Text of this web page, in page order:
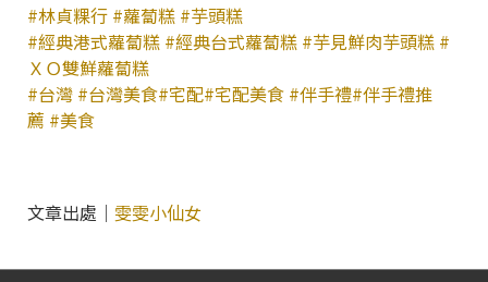
#林貞粿行 #蘿蔔糕 #芋頭糕
#經典港式蘿蔔糕 #經典台式蘿蔔糕 #芋見鮮肉芋頭糕 #
ＸＯ雙鮮蘿蔔糕
#台灣 #台灣美食#宅配#宅配美食 #伴手禮#伴手禮推
薦 #美食
文章出處｜ 雯雯小仙女